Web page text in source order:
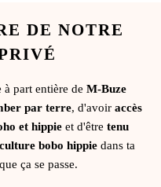
DE NOTRE
part entière de M-Buze
par terre, d'avoir accès
et hippieet d'être tenu
bobo hippie dans ta
ça se passe.